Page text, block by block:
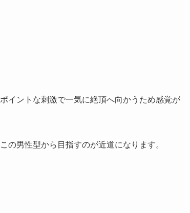
イントな刺激で一気に絶頂へ向かうため感覚が
の男性型から目指すのが近道になります。